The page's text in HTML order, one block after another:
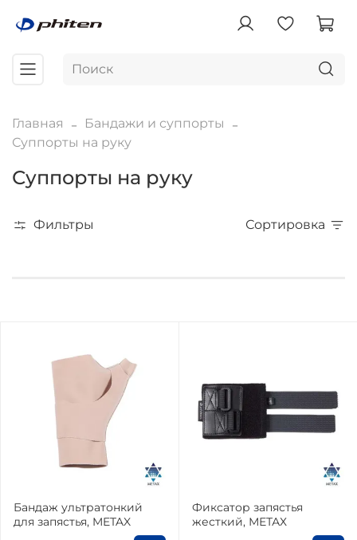
Главная
Бандажи и суппорты
Суппорты на руку
Суппорты на руку
Фильтры Сортировка
Бандаж ультратонкий
для запястья, METAX
Фиксатор запястья
жесткий, МЕТАХ